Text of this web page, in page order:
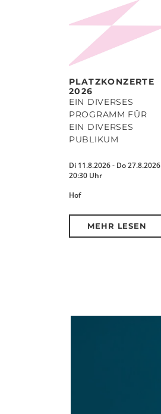
PLATZKONZERTE
2026
EIN DIVERSES
PROGRAMM FÜR
EIN DIVERSES
PUBLIKUM
Di 11.8.2026 - Do 27.8.2026
20:30 Uhr
Hof
MEHR LESEN